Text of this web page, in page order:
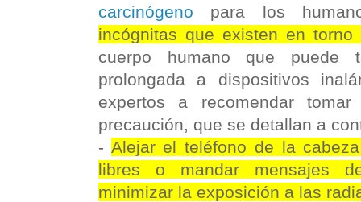
carcinógeno para los
incógnitas que existen en
cuerpo humano que puede
prolongada a dispositivos
expertos a recomendar
precaución, que se detallan a
- Alejar el teléfono de la
libres o mandar mensajes
minimizar la exposición a las